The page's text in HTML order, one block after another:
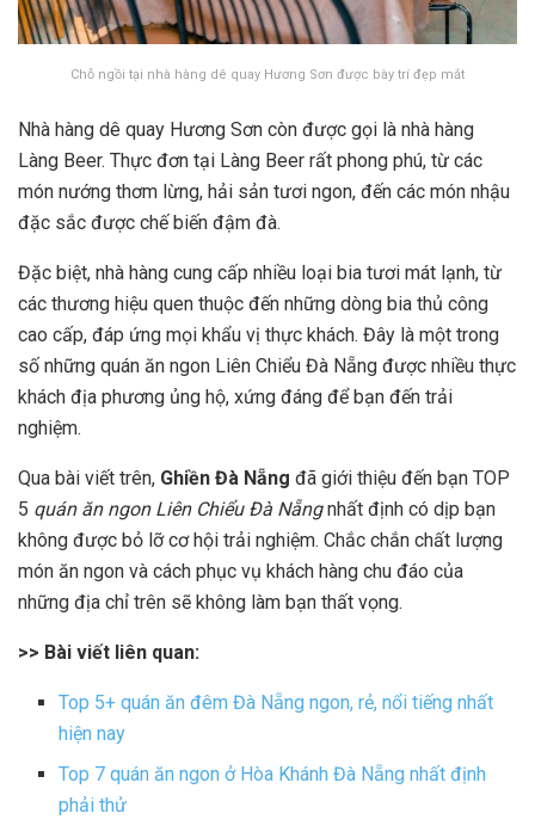
Chỗ ngồi tại nhà hàng dê quay Hương Sơn được bày trí đẹp mắt
Nhà hàng dê quay Hương Sơn còn được gọi là nhà hàng
Làng Beer. Thực đơn tại Làng Beer rất phong phú, từ các
món nướng thơm lừng, hải sản tươi ngon, đến các món nhậu
đặc sắc được chế biến đậm đà.
Đặc biệt, nhà hàng cung cấp nhiều loại bia tươi mát lạnh, từ
các thương hiệu quen thuộc đến những dòng bia thủ công
cao cấp, đáp ứng mọi khẩu vị thực khách. Đây là một trong
số những quán ăn ngon Liên Chiểu Đà Nẵng được nhiều thực
khách địa phương ủng hộ, xứng đáng để bạn đến trải
nghiệm.
Qua bài viết trên, Ghiền Đà Nẵng đã giới thiệu đến bạn TOP
5 quán ăn ngon Liên Chiểu Đà Nẵngnhất định có dịp bạn
không được bỏ lỡ cơ hội trải nghiệm. Chắc chắn chất lượng
món ăn ngon và cách phục vụ khách hàng chu đáo của
những địa chỉ trên sẽ không làm bạn thất vọng.
>> Bài viết liên quan:
Top 5+ quán ăn đêm Đà Nẵng ngon, rẻ, nổi tiếng nhất
hiện nay
Top 7 quán ăn ngon ở Hòa Khánh Đà Nẵng nhất định
phải thử